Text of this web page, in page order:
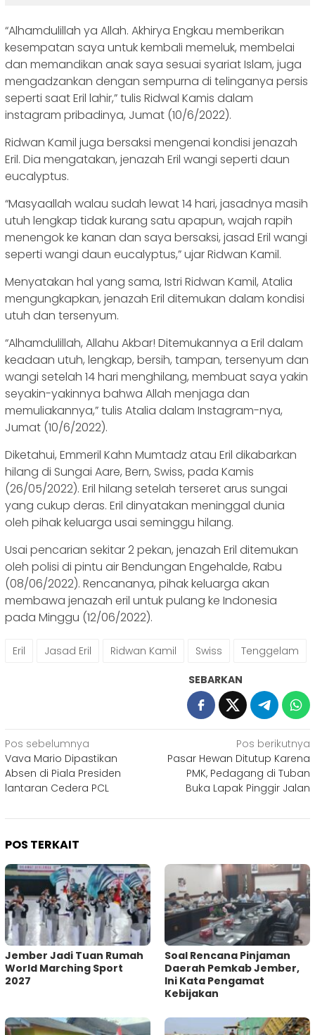
“Alhamdulillah ya Allah. Akhirya Engkau memberikan
kesempatan saya untuk kembali memeluk, membelai
dan memandikan anak saya sesuai syariat Islam, juga
mengadzankan dengan sempurna di telinganya persis
seperti saat Eril lahir,” tulis Ridwal Kamis dalam
instagram pribadinya, Jumat (10/6/2022).
Ridwan Kamil juga bersaksi mengenai kondisi jenazah
Eril. Dia mengatakan, jenazah Eril wangi seperti daun
eucalyptus.
“Masyaallah walau sudah lewat 14 hari, jasadnya masih
utuh lengkap tidak kurang satu apapun, wajah rapih
menengok ke kanan dan saya bersaksi, jasad Eril wangi
seperti wangi daun eucalyptus,” ujar Ridwan Kamil.
Menyatakan hal yang sama, Istri Ridwan Kamil, Atalia
mengungkapkan, jenazah Eril ditemukan dalam kondisi
utuh dan tersenyum.
“Alhamdulillah, Allahu Akbar! Ditemukannya a Eril dalam
keadaan utuh, lengkap, bersih, tampan, tersenyum dan
wangi setelah 14 hari menghilang, membuat saya yakin
seyakin-yakinnya bahwa Allah menjaga dan
memuliakannya,” tulis Atalia dalam Instagram-nya,
Jumat (10/6/2022).
Diketahui, Emmeril Kahn Mumtadz atau Eril dikabarkan
hilang di Sungai Aare, Bern, Swiss, pada Kamis
(26/05/2022). Eril hilang setelah terseret arus sungai
yang cukup deras. Eril dinyatakan meninggal dunia
oleh pihak keluarga usai seminggu hilang.
Usai pencarian sekitar 2 pekan, jenazah Eril ditemukan
oleh polisi di pintu air Bendungan Engehalde, Rabu
(08/06/2022). Rencananya, pihak keluarga akan
membawa jenazah eril untuk pulang ke Indonesia
pada Minggu (12/06/2022).
Eril Jasad Eril Ridwan Kamil Swiss Tenggelam
SEBARKAN
Navigasi
pos
Pos sebelumnya
Vava Mario Dipastikan
Absen di Piala Presiden
lantaran Cedera PCL
Pos berikutnya
Pasar Hewan Ditutup Karena
PMK, Pedagang di Tuban
Buka Lapak Pinggir Jalan
POS TERKAIT
Jember Jadi Tuan Rumah
World Marching Sport
2027
‎Soal Rencana Pinjaman
Daerah Pemkab Jember,
Ini Kata Pengamat
Kebijakan ‎